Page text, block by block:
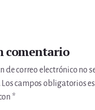
comentario
de correo electrónico no
Los campos obligatorios
*